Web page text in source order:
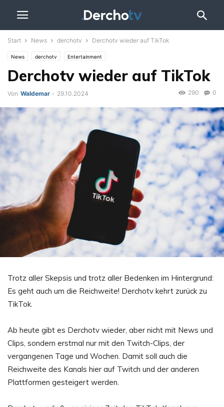
Start News derchotv Derchotv wieder auf TikTok
News derchotv Entertainment
Derchotv wieder auf TikTok
Von Waldemar - 29.10.2024 0
290
Trotz aller Skepsis und trotz aller Bedenken im Hintergrund:
Es geht auch um die Reichweite! Derchotv kehrt zurück zu
TikTok.
Ab heute gibt es Derchotv wieder, aber nicht mit News und
Clips, sondern erstmal nur mit den Twitch-Clips, der
vergangenen Tage und Wochen. Damit soll auch die
Reichweite des Kanals hier auf Twitch und der anderen
Plattformen gesteigert werden.